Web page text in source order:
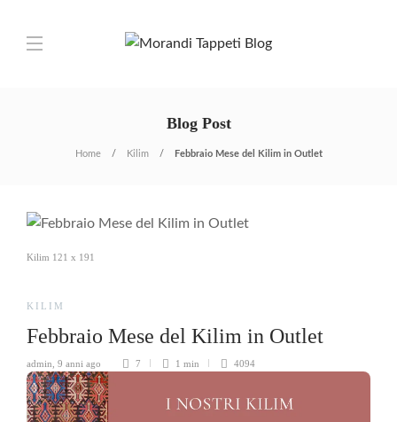
Blog Post
Home Kilim Febbraio Mese del Kilim in Outlet
Kilim 121 x 191
KILIM
Febbraio Mese del Kilim in Outlet
admin, 9 anni ago 7 1 min 4094